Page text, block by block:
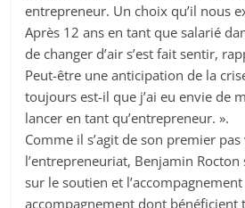
entrepreneur. Un choix qu’il nous
Après 12 ans en tant que salarié
de changer d’air s’est fait sentir,
Peut-être une anticipation de la
toujours est-il que j’ai eu envie de
lancer en tant qu’entrepreneur. ».
Comme il s’agit de son premier pas
l’entrepreneuriat, Benjamin
sur le soutien et l’accompagnement
accompagnement dont bénéficient